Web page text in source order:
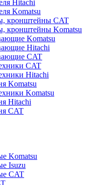
Hitachi
Komatsu
кронштейны CAT
кронштейны Komatsu
Komatsu
Hitachi
CAT
CAT
Hitachi
Komatsu
Komatsu
Hitachi
CAT
Komatsu
Isuzu
CAT